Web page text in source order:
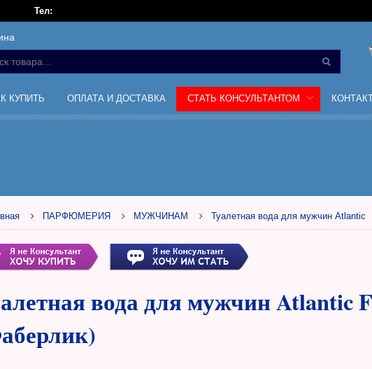
Тел:
КУПИТЬ ОПЛАТА И ДОСТАВКА СТАТЬ КОНСУЛЬТАНТОМ
ПАРФЮМЕРИЯ МУЖЧИНАМ Туалетная вода для мужчин Atlantic
вода для мужчин Atlantic